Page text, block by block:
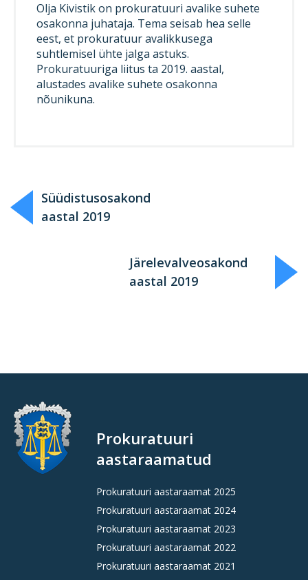
Olja Kivistik on prokuratuuri avalike suhete
osakonna juhataja. Tema seisab hea selle
eest, et prokuratuur avalikkusega
suhtlemisel ühte jalga astuks.
Prokuratuuriga liitus ta 2019. aastal,
alustades avalike suhete osakonna
nõunikuna.
Süüdistusosakond
aastal 2019
Järelevalveosakond
aastal 2019
Prokuratuuri
aastaraamatud
Prokuratuuri aastaraamat 2025
Prokuratuuri aastaraamat 2024
Prokuratuuri aastaraamat 2023
Prokuratuuri aastaraamat 2022
Prokuratuuri aastaraamat 2021